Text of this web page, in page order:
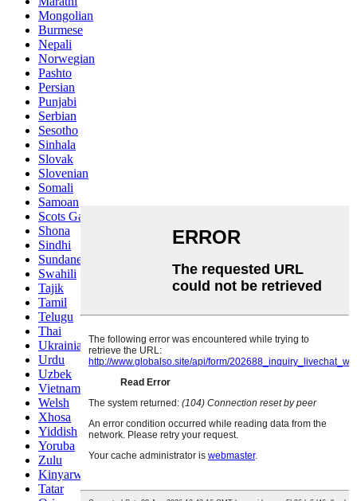
Mongolian
Burmese
Nepali
Norwegian
Pashto
Persian
Punjabi
Serbian
Sesotho
Sinhala
Slovak
Slovenian
Somali
Samoan
Scots Gaelic
Shona
Sindhi
Sundanese
Swahili
Tajik
Tamil
Telugu
Thai
Ukrainian
Urdu
Uzbek
Vietnamese
Welsh
Xhosa
Yiddish
Yoruba
Zulu
Kinyarwanda
Tatar